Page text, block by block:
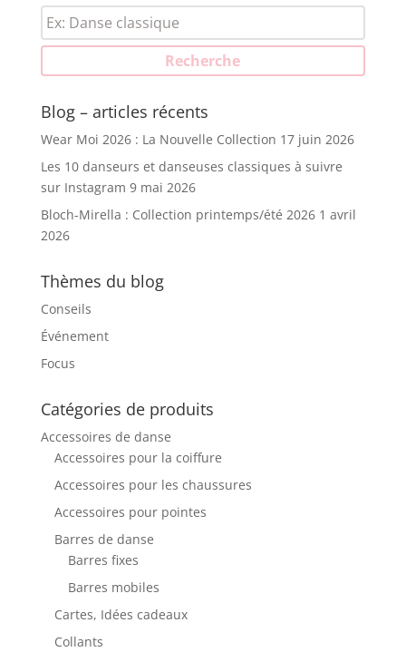
Recherche
pour :
Recherche
Blog – articles récents
Wear Moi 2026 : La Nouvelle Collection 17 juin 2026
Les 10 danseurs et danseuses classiques à suivre
sur Instagram 9 mai 2026
Bloch-Mirella : Collection printemps/été 2026 1 avril
2026
Thèmes du blog
Conseils
Événement
Focus
Catégories de produits
Accessoires de danse
Accessoires pour la coiffure
Accessoires pour les chaussures
Accessoires pour pointes
Barres de danse
Barres fixes
Barres mobiles
Cartes, Idées cadeaux
Collants